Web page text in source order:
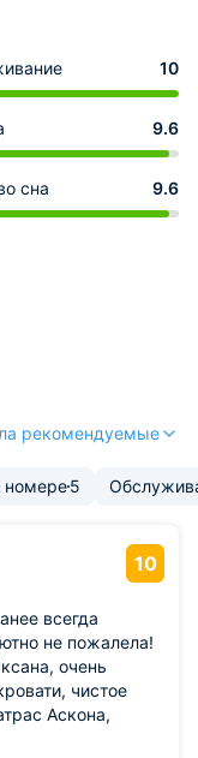
10
9.6
сна 9.6
рекомендуемые
номере5
10
всегда
не пожалела!
очень
чистое
Аскона,